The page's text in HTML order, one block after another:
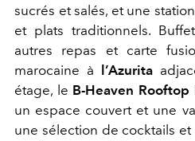
sucrés et salés, et une
et plats traditionnels.
autres repas et carte
marocaine à
l’Azurita
étage, le B-Heaven Rooftop
un espace couvert et une
une sélection de cocktails